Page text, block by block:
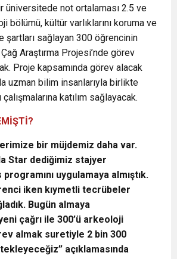
üniversitede not ortalaması 2.5 ve
bölümü, kültür varlıklarını koruma ve
şartları sağlayan 300 öğrencinin
Araştırma Projesi’nde görev
Proje kapsamında görev alacak
uzman bilim insanlarıyla birlikte
katılım sağlayacak.
bir müjdemiz daha var.
Star dediğimiz stajyer
uygulamaya almıştık.
iken kıymetli tecrübeler
Bugün almaya
çağrı ile 300’ü arkeoloji
almak suretiyle 2 bin 300
açıklamasında